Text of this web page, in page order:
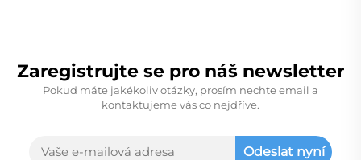
Zaregistrujte se pro náš newsletter
Pokud máte jakékoliv otázky, prosím nechte email a
kontaktujeme vás co nejdříve.
Odeslat nyní